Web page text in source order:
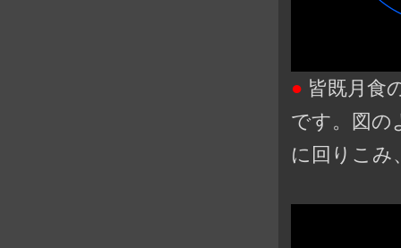
● 皆既月食
です。図の
に回りこみ